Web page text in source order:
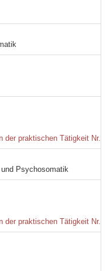
der praktischen Tätigkeit Nr.
Psychosomatik
der praktischen Tätigkeit Nr.